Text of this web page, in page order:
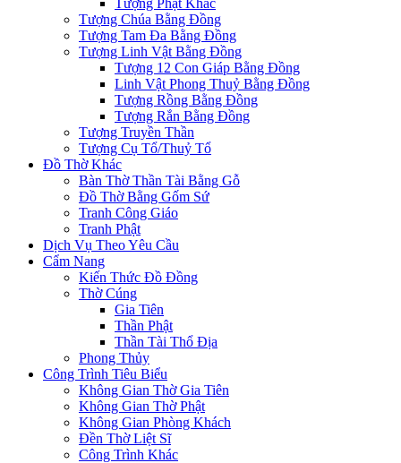
Tượng Phật Khác
Tượng Chúa Bằng Đồng
Tượng Tam Đa Bằng Đồng
Tượng Linh Vật Bằng Đồng
Tượng 12 Con Giáp Bằng Đồng
Linh Vật Phong Thuỷ Bằng Đồng
Tượng Rồng Bằng Đồng
Tượng Rắn Bằng Đồng
Tượng Truyền Thần
Tượng Cụ Tổ/Thuỷ Tổ
Đồ Thờ Khác
Bàn Thờ Thần Tài Bằng Gỗ
Đồ Thờ Bằng Gốm Sứ
Tranh Công Giáo
Tranh Phật
Dịch Vụ Theo Yêu Cầu
Cẩm Nang
Kiến Thức Đồ Đồng
Thờ Cúng
Gia Tiên
Thần Phật
Thần Tài Thổ Địa
Phong Thủy
Công Trình Tiêu Biểu
Không Gian Thờ Gia Tiên
Không Gian Thờ Phật
Không Gian Phòng Khách
Đền Thờ Liệt Sĩ
Công Trình Khác